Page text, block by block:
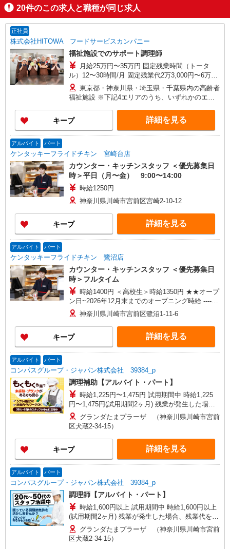
20件のこの求人と職種が同じ求人
正社員
株式会社HITOWA フードサービスカンパニー
福祉施設でのサポート調理師
月給25万円〜35万円 固定残業時間（トータ
ル）12〜30時間/月 固定残業代2万3,000円〜6万
3,000円 超過分別途支給 ※給与は経験や前職給与
に応じて決定します。 賞与年2回
東京都・神奈川県・埼玉県・千葉県内の高齢者
福祉施設 ※下記4エリアのうち、いずれかのエリ
範囲は、お住まいやご希望を考慮して決定いたし
ますのでご相談ください。 ［1］東京エリア
… 八王子市、立川市、府中市、調布市、狛江市
［3］千葉エリア … 千葉市緑区、船橋市、市原
市、木更津市、松戸市、柏市、流山市 ［4］埼玉
エリア … さいたま市大宮区、所沢市、入間
市、狭山市、和光市、朝霞市
キープ 詳細を見る
アルバイト パート
ケンタッキーフライドチキン 宮崎台店
カウンター・キッチンスタッフ ＜優先募集日
時＞平日（月〜金） 9:00〜14:00
時給1250円
神奈川県川崎市宮前区宮崎2-10-12
キープ 詳細を見る
アルバイト パート
ケンタッキーフライドチキン 鷺沼店
カウンター・キッチンスタッフ ＜優先募集日
時＞フルタイム
時給1400円 ＜高校生＞時給1350円 ★★オープ
ン日~2026年12月末までのオープニング時給 --------
---------------------------------- 採用からオープン日前日
まで/2027年1月から 一般時給1300円、高校生1250
円
神奈川県川崎市宮前区鷺沼1-11-6
キープ 詳細を見る
アルバイト パート
コンパスグループ・ジャパン株式会社 39384_p
調理補助【アルバイト・パート】
時給1,225円〜1,475円 試用期間中 時給1,225
円〜1,475円(試用期間2ヶ月) 残業が発生した場
合、残業代を1分単位で別途支給します。
グランダたまプラーザ （神奈川県川崎市宮前
区犬蔵2-34-15）
キープ 詳細を見る
アルバイト パート
コンパスグループ・ジャパン株式会社 39384_p
調理師【アルバイト・パート】
時給1,600円以上 試用期間中 時給1,600円以上
(試用期間2ヶ月) 残業が発生した場合、残業代を1
分単位で別途支給します。
グランダたまプラーザ （神奈川県川崎市宮前
区犬蔵2-34-15）